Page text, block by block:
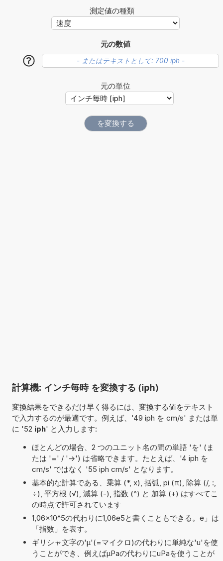
測定値の種類
元の数値
?
元の単位
計算機: インチ毎時 を変換する (iph)
変換結果をできるだけ早く得るには、変換する値をテキスト
で入力するのが最適です。例えば、'49 iph を cm/s' または単
に '52 iph' と入力します:
ほとんどの場合、2 つのユニット名の間の単語 'を' (ま
たは '=' / '->') は省略できます。たとえば、'4 iph を
cm/s' ではなく '55 iph cm/s' となります。
基本的な計算である、乗算 (*, x), 括弧, pi (π), 除算 (/, :,
÷), 平方根 (√), 減算 (-), 指数 (^) と 加算 (+) はすべてこ
の時点で許可されています
1,06×10^5の代わりに1,06e5と書くこともできる。e」は
「指数」を表す。
ギリシャ文字の'μ'(=マイクロ)の代わりに単純な'u'を使
うことができ、例えばµPaの代わりにuPaを使うことが